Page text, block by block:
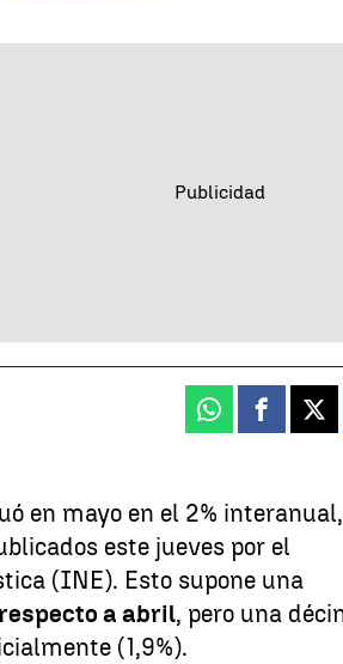
Whatsapp
Facebook
X
en mayo en el 2% interanual,
este jueves por el
(INE). Esto supone una
a abril, pero una
(1,9%).